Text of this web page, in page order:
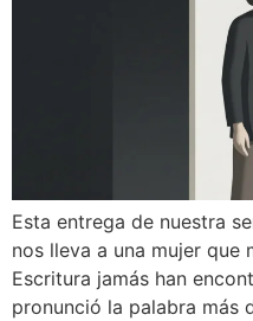
Esta entrega de nuestra
nos lleva a una mujer que
Escritura jamás han
pronunció la palabra más